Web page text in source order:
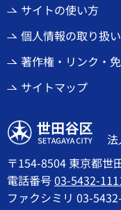
サイトの使い方
個人情報の取り扱い
著作権・リンク・
サイトマップ
世田谷区
〒154-8504 東京都世
電話番号03-5432-
ファクシミリ 03-